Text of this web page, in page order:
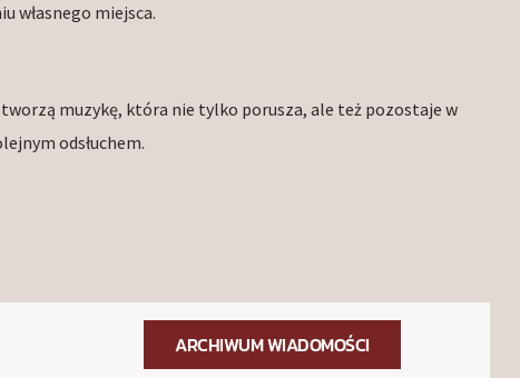
własnego miejsca.
tworzą muzykę, która nie tylko porusza, ale też pozostaje w
odsłuchem.
ARCHIWUM WIADOMOŚCI